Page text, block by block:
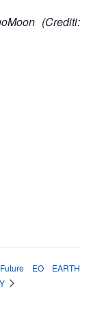
(Crediti:
EO EARTH